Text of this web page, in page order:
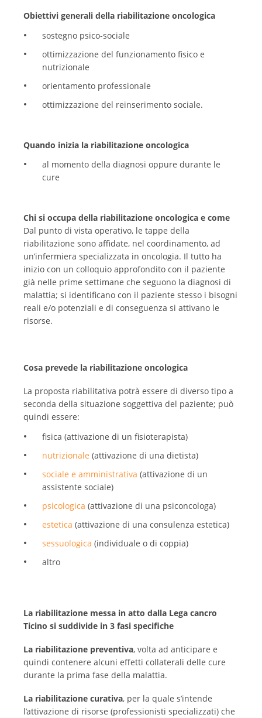
Obiettivi generali della riabilitazione oncologica
sostegno psico-sociale
ottimizzazione del funzionamento fisico e
nutrizionale
orientamento professionale
ottimizzazione del reinserimento sociale.
Quando inizia la riabilitazione oncologica
al momento della diagnosi oppure durante le
cure
Chi si occupa della riabilitazione oncologica e come
Dal punto di vista operativo, le tappe della
riabilitazione sono affidate, nel coordinamento, ad
un’infermiera specializzata in oncologia. Il tutto ha
inizio con un colloquio approfondito con il paziente
già nelle prime settimane che seguono la diagnosi di
malattia; si identificano con il paziente stesso i bisogni
reali e/o potenziali e di conseguenza si attivano le
risorse.
Cosa prevede la riabilitazione oncologica
La proposta riabilitativa potrà essere di diverso tipo a
seconda della situazione soggettiva del paziente; può
quindi essere:
fisica (attivazione di un fisioterapista)
nutrizionale (attivazione di una dietista)
sociale e amministrativa (attivazione di un
assistente sociale)
psicologica (attivazione di una psiconcologa)
estetica (attivazione di una consulenza estetica)
sessuologica (individuale o di coppia)
altro
La riabilitazione messa in atto dalla Lega cancro
Ticino si suddivide in 3 fasi specifiche
La riabilitazione preventiva, volta ad anticipare e
quindi contenere alcuni effetti collaterali delle cure
durante la prima fase della malattia.
La riabilitazione curativa, per la quale s’intende
l’attivazione di risorse (professionisti specializzati) che